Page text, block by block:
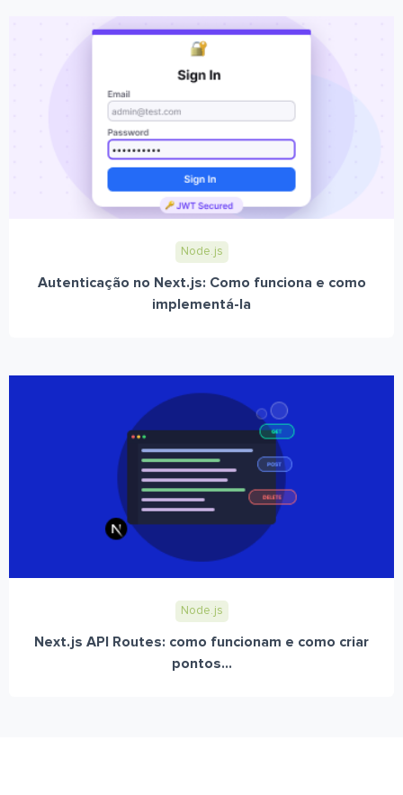
Node.js
Autenticação no Next.js: Como funciona e como
implementá-la
Node.js
Next.js API Routes: como funcionam e como criar
pontos...